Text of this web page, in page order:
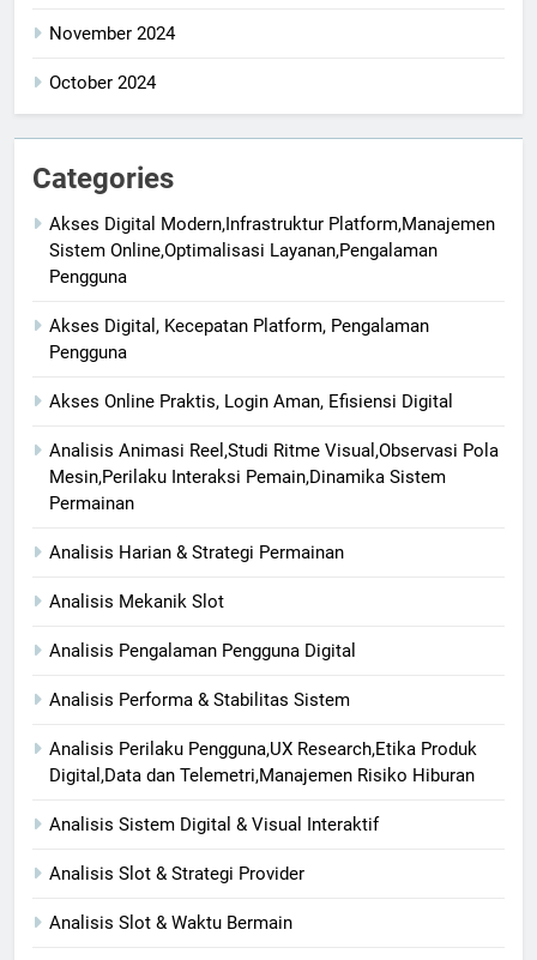
November 2024
October 2024
Categories
Akses Digital Modern,Infrastruktur Platform,Manajemen
Sistem Online,Optimalisasi Layanan,Pengalaman
Pengguna
Akses Digital, Kecepatan Platform, Pengalaman
Pengguna
Akses Online Praktis, Login Aman, Efisiensi Digital
Analisis Animasi Reel,Studi Ritme Visual,Observasi Pola
Mesin,Perilaku Interaksi Pemain,Dinamika Sistem
Permainan
Analisis Harian & Strategi Permainan
Analisis Mekanik Slot
Analisis Pengalaman Pengguna Digital
Analisis Performa & Stabilitas Sistem
Analisis Perilaku Pengguna,UX Research,Etika Produk
Digital,Data dan Telemetri,Manajemen Risiko Hiburan
Analisis Sistem Digital & Visual Interaktif
Analisis Slot & Strategi Provider
Analisis Slot & Waktu Bermain